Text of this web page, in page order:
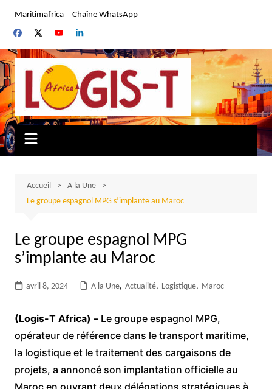
contenu
Maritimafrica Chaîne WhatsApp
Accueil
A la Une
Le groupe espagnol MPG s’implante au Maroc
Le groupe espagnol MPG
s’implante au Maroc
avril 8, 2024 A la Une, Actualité, Logistique, Maroc
(Logis-T Africa) –Le groupe espagnol MPG,
opérateur de référence dans le transport maritime,
la logistique et le traitement des cargaisons de
projets, a annoncé son implantation officielle au
Maroc en ouvrant deux délégations stratégiques à